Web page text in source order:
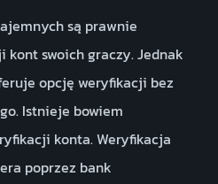
są prawnie
kont swoich graczy. Jednak
opcję weryfikacji bez
Istnieje bowiem
konta. Weryfikacja
poprzez bank